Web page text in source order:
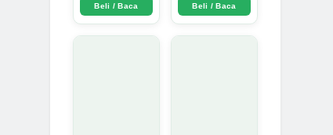
DinataBeli / Baca
Jitu Atasi
Penyakit
Beli / Baca